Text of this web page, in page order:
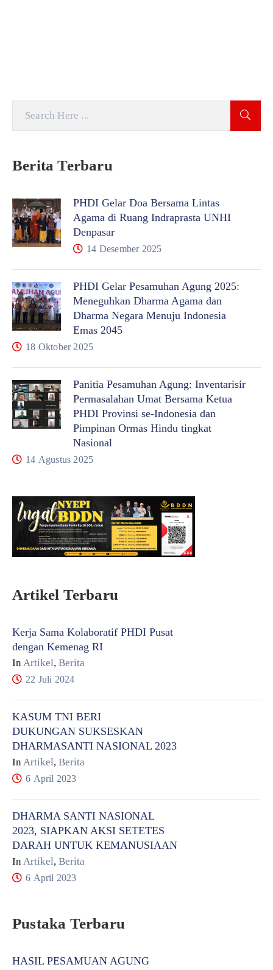
Berita Terbaru
PHDI Gelar Doa Bersama Lintas
Agama di Ruang Indraprasta UNHI
Denpasar
14 Desember 2025
PHDI Gelar Pesamuhan Agung 2025:
Meneguhkan Dharma Agama dan
Dharma Negara Menuju Indonesia
Emas 2045
18 Oktober 2025
Panitia Pesamuhan Agung: Inventarisir
Permasalahan Umat Bersama Ketua
PHDI Provinsi se-Indonesia dan
Pimpinan Ormas Hindu tingkat
Nasional
14 Agustus 2025
Artikel Terbaru
Kerja Sama Kolaboratif PHDI Pusat
dengan Kemenag RI
InArtikel, Berita
22 Juli 2024
KASUM TNI BERI
DUKUNGAN SUKSESKAN
DHARMASANTI NASIONAL 2023
InArtikel, Berita
6 April 2023
DHARMA SANTI NASIONAL
2023, SIAPKAN AKSI SETETES
DARAH UNTUK KEMANUSIAAN
InArtikel, Berita
6 April 2023
Pustaka Terbaru
HASIL PESAMUAN AGUNG